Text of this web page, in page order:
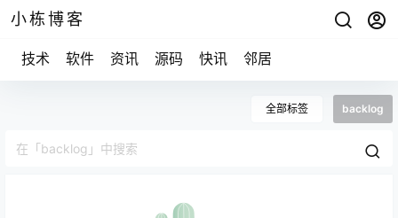
小栋博客
技术 软件 资讯 源码 快讯 邻居
全部标签 backlog